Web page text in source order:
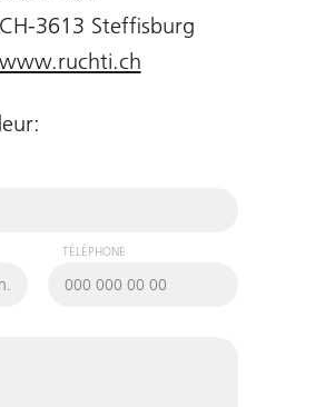
CH-3613 Steffisburg
www.ruchti.ch
TÉLÉPHONE